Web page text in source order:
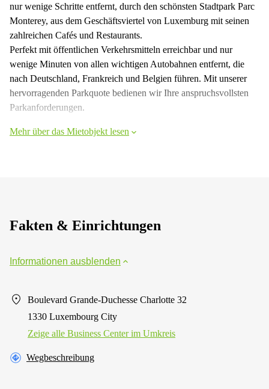
nur wenige Schritte entfernt, durch den schönsten Stadtpark Parc
Monterey, aus dem Geschäftsviertel von Luxemburg mit seinen
zahlreichen Cafés und Restaurants.
Perfekt mit öffentlichen Verkehrsmitteln erreichbar und nur
wenige Minuten von allen wichtigen Autobahnen entfernt, die
nach Deutschland, Frankreich und Belgien führen. Mit unserer
hervorragenden Parkquote bedienen wir Ihre anspruchsvollsten
Parkanforderungen.
Mehr über das Mietobjekt lesen
Fakten & Einrichtungen
Informationen ausblenden
Boulevard Grande-Duchesse Charlotte 32
1330 Luxembourg City
Zeige alle Business Center im Umkreis
Wegbeschreibung